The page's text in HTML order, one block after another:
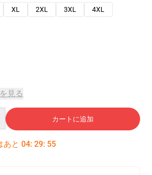
XL 2XL 3XL
4XL
見る
カートに追加
あと 04: 29: 55